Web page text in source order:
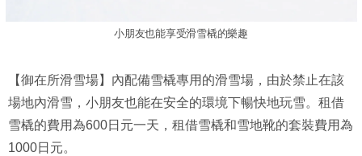
小朋友也能享受滑雪橇的樂趣
【御在所滑雪場】內配備雪橇專用的滑雪場，由於禁止在該
場地內滑雪，小朋友也能在安全的環境下暢快地玩雪。租借
雪橇的費用為600日元一天，租借雪橇和雪地靴的套裝費用為
1000日元。